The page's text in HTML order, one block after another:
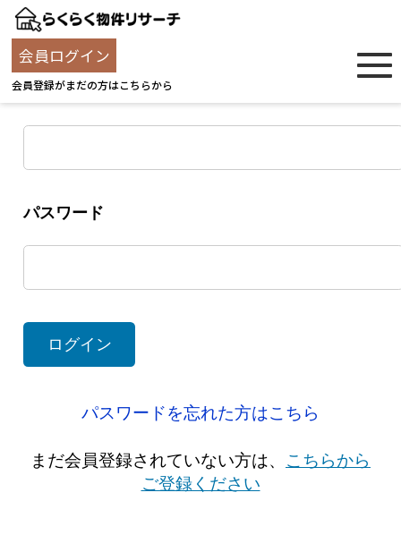
会員ログイン
会員登録がまだの方はこちらから
ユーザー名
パスワード
パスワードを忘れた方はこちら
まだ会員登録されていない方は、 こちらから
ご登録ください